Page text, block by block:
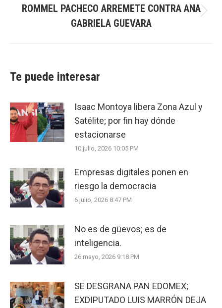
post:
ROMMEL PACHECO ARREMETE CONTRA ANA
GABRIELA GUEVARA
Te puede interesar
Isaac Montoya libera Zona Azul y
Satélite; por fin hay dónde
estacionarse
10 julio, 2026 10:05 PM
Empresas digitales ponen en
riesgo la democracia
6 julio, 2026 8:47 PM
No es de güevos; es de
inteligencia.
26 mayo, 2026 9:18 PM
SE DESGRANA PAN EDOMEX;
EXDIPUTADO LUIS MARRÓN DEJA